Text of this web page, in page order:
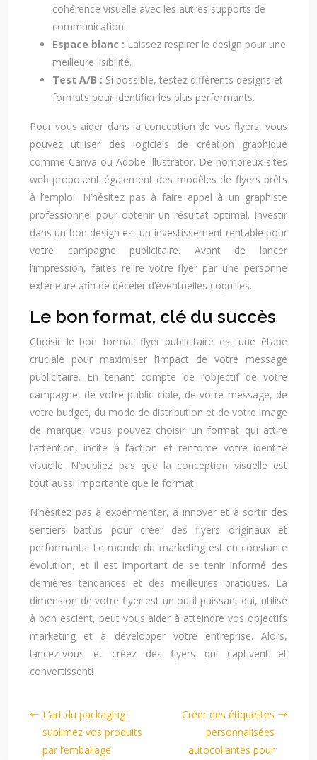
cohérence visuelle avec les autres supports de
communication.
Espace blanc : Laissez respirer le design pour une
meilleure lisibilité.
Test A/B : Si possible, testez différents designs et
formats pour identifier les plus performants.
Pour vous aider dans la conception de vos flyers, vous
pouvez utiliser des logiciels de création graphique
comme Canva ou Adobe Illustrator. De nombreux sites
web proposent également des modèles de flyers prêts
à l’emploi. N’hésitez pas à faire appel à un graphiste
professionnel pour obtenir un résultat optimal. Investir
dans un bon design est un investissement rentable pour
votre campagne publicitaire. Avant de lancer
l’impression, faites relire votre flyer par une personne
extérieure afin de déceler d’éventuelles coquilles.
Le bon format, clé du succès
Choisir le bon format flyer publicitaire est une étape
cruciale pour maximiser l’impact de votre message
publicitaire. En tenant compte de l’objectif de votre
campagne, de votre public cible, de votre message, de
votre budget, du mode de distribution et de votre image
de marque, vous pouvez choisir un format qui attire
l’attention, incite à l’action et renforce votre identité
visuelle. N’oubliez pas que la conception visuelle est
tout aussi importante que le format.
N’hésitez pas à expérimenter, à innover et à sortir des
sentiers battus pour créer des flyers originaux et
performants. Le monde du marketing est en constante
évolution, et il est important de se tenir informé des
dernières tendances et des meilleures pratiques. La
dimension de votre flyer est un outil puissant qui, utilisé
à bon escient, peut vous aider à atteindre vos objectifs
marketing et à développer votre entreprise. Alors,
lancez-vous et créez des flyers qui captivent et
convertissent!
L’art du packaging :
sublimez vos produits
par l’emballage
Créer des étiquettes
personnalisées
autocollantes pour